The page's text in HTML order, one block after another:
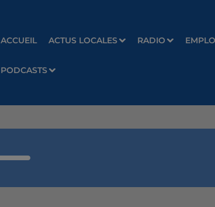
ACCUEIL ACTUS LOCALES RADIO
PODCASTS